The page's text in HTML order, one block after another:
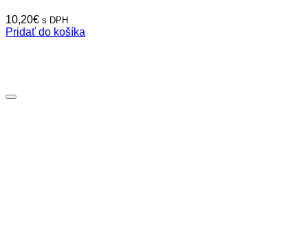
10,20€ s DPH
Pridať do košíka